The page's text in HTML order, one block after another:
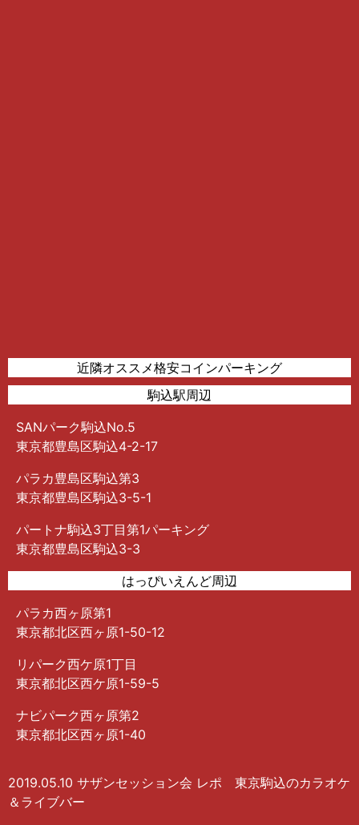
近隣オススメ格安コインパーキング
駒込駅周辺
SANパーク駒込No.5
東京都豊島区駒込4-2-17
パラカ豊島区駒込第3
東京都豊島区駒込3-5-1
パートナ駒込3丁目第1パーキング
東京都豊島区駒込3-3
はっぴいえんど周辺
パラカ西ヶ原第1
東京都北区西ヶ原1-50-12
リパーク西ケ原1丁目
東京都北区西ケ原1-59-5
ナビパーク西ヶ原第2
東京都北区西ヶ原1-40
2019.05.10 サザンセッション会 レポ 東京駒込のカラオケ
＆ライブバー